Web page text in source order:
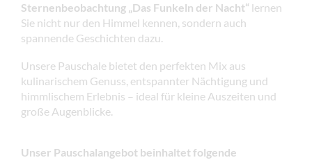
Sternenbeobachtung „Das Funkeln der Nacht“ lernen
Sie nicht nur den Himmel kennen, sondern auch
spannende Geschichten dazu.
Unsere Pauschale bietet den perfekten Mix aus
kulinarischem Genuss, entspannter Nächtigung und
himmlischem Erlebnis – ideal für kleine Auszeiten und
große Augenblicke.
Unser Pauschalangebot beinhaltet folgende